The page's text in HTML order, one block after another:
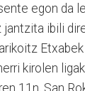
egon da
jantzita ibili
kirolen
11n, San